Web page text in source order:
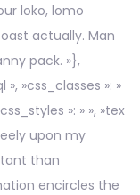
loko, lomo
actually. Man
pack. »},
»css_classes »: »
»: » », »tex
upon my
than
encircles the